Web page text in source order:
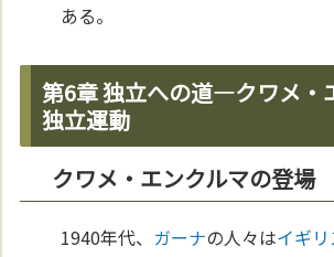
ある。
第6章 独立への道—クワメ・
独立運動
クワメ・エンクルマの登場
1940年代、 ガーナの人々はイギリ